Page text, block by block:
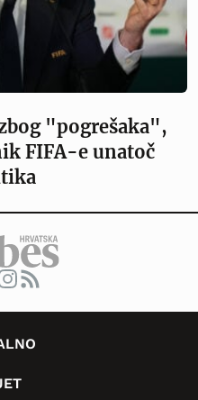
"pogrešaka",
FIFA-e unatoč